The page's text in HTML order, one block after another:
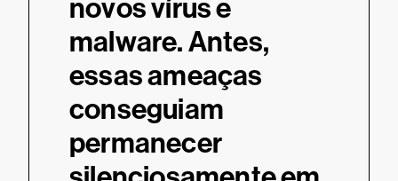
novos vírus e
malware. Antes,
essas ameaças
conseguiam
permanecer